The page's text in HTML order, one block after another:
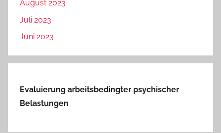
August 2023
Juli 2023
Juni 2023
Evaluierung arbeitsbedingter psychischer
Belastungen